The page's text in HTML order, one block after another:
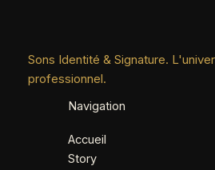
Sons Identité & Signature.
professionnel.
Navigation
Accueil
Story